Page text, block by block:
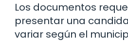
Los documentos
presentar una
variar según el